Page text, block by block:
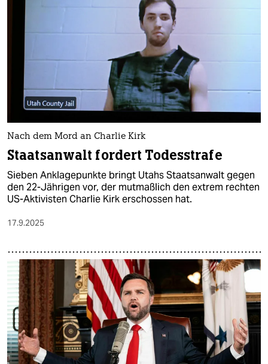
Nach dem Mord an Charlie Kirk
Staatsanwalt fordert Todesstrafe
Sieben Anklagepunkte bringt Utahs Staatsanwalt gegen
den 22-Jährigen vor, der mutmaßlich den extrem rechten
US-Aktivisten Charlie Kirk erschossen hat.
17.9.2025